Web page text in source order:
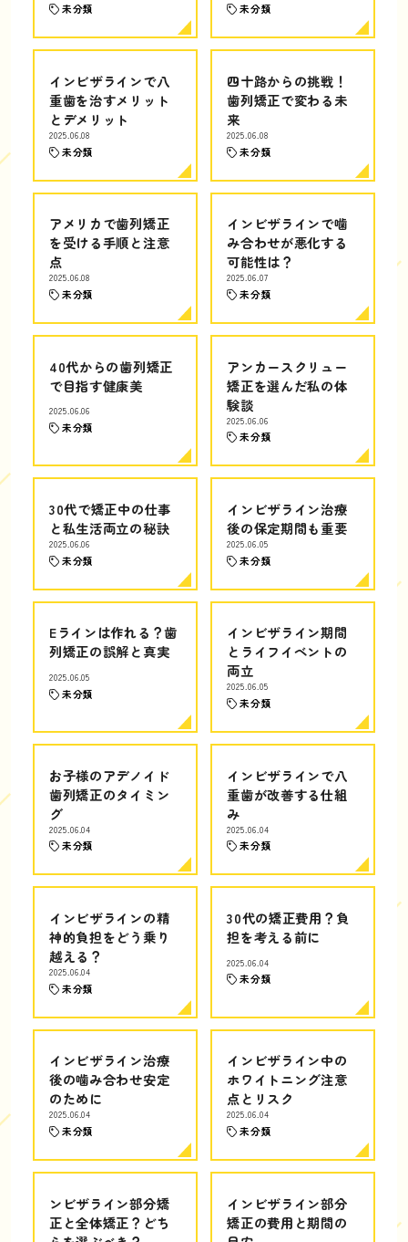
未分類 未分類
インビザラインで八
重歯を治すメリット
とデメリット
2025.06.08
未分類
四十路からの挑戦！
歯列矯正で変わる未
来
2025.06.08
未分類
アメリカで歯列矯正
を受ける手順と注意
点
2025.06.08
未分類
インビザラインで噛
み合わせが悪化する
可能性は？
2025.06.07
未分類
40代からの歯列矯正
で目指す健康美
2025.06.06
未分類
アンカースクリュー
矯正を選んだ私の体
験談
2025.06.06
未分類
30代で矯正中の仕事
と私生活両立の秘訣
2025.06.06
未分類
インビザライン治療
後の保定期間も重要
2025.06.05
未分類
Eラインは作れる？歯
列矯正の誤解と真実
2025.06.05
未分類
インビザライン期間
とライフイベントの
両立
2025.06.05
未分類
お子様のアデノイド
歯列矯正のタイミン
グ
2025.06.04
未分類
インビザラインで八
重歯が改善する仕組
み
2025.06.04
未分類
インビザラインの精
神的負担をどう乗り
越える？
2025.06.04
未分類
30代の矯正費用？負
担を考える前に
2025.06.04
未分類
インビザライン治療
後の噛み合わせ安定
のために
2025.06.04
未分類
インビザライン中の
ホワイトニング注意
点とリスク
2025.06.04
未分類
ンビザライン部分矯
正と全体矯正？どち
インビザライン部分
矯正の費用と期間の